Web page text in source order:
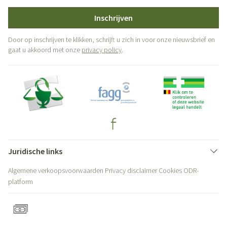
Inschrijven
Door op inschrijven te klikken, schrijft u zich in voor onze nieuwsbrief en
gaat u akkoord met onze privacy policy.
Juridische links
Algemene verkoopsvoorwaarden Privacy disclaimer Cookies ODR-
platform